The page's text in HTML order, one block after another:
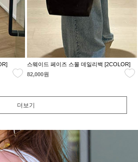
스웨이드 페이즈 스몰 데일리백 [2COLOR]
82,000원
더보기